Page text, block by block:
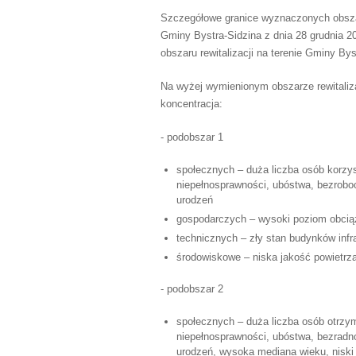
Szczegółowe granice wyznaczonych
Gminy Bystra-Sidzina z dnia 28 grudnia
obszaru rewitalizacji na terenie Gminy
Na wyżej wymienionym obszarze
koncentracja:
- podobszar 1
społecznych – duża liczba osób
niepełnosprawności, ubóstwa,
urodzeń
gospodarczych – wysoki poziom
technicznych – zły stan budynków
środowiskowe – niska jakość
- podobszar 2
społecznych – duża liczba osób
niepełnosprawności, ubóstwa,
urodzeń, wysoka mediana wieku,